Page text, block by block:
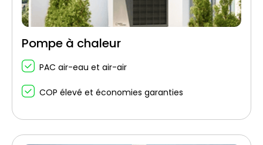
Pompe à chaleur
PAC air-eau et air-air
COP élevé et économies garanties